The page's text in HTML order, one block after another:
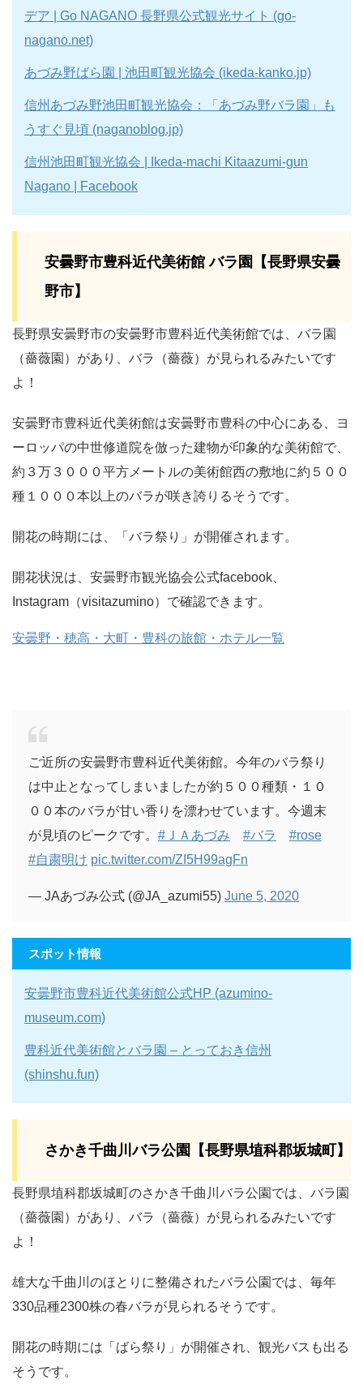
デア | Go NAGANO 長野県公式観光サイト (go-
nagano.net)
あづみ野ばら園 | 池田町観光協会 (ikeda-kanko.jp)
信州あづみ野池田町観光協会：「あづみ野バラ園」も
うすぐ見頃 (naganoblog.jp)
信州池田町観光協会 | Ikeda-machi Kitaazumi-gun
Nagano | Facebook
安曇野市豊科近代美術館 バラ園【長野県安曇
野市】
長野県安曇野市の安曇野市豊科近代美術館では、バラ園
（薔薇園）があり、バラ（薔薇）が見られるみたいです
よ！
安曇野市豊科近代美術館は安曇野市豊科の中心にある、ヨ
ーロッパの中世修道院を倣った建物が印象的な美術館で、
約３万３０００平方メートルの美術館西の敷地に約５００
種１０００本以上のバラが咲き誇りるそうです。
開花の時期には、「バラ祭り」が開催されます。
開花状況は、安曇野市観光協会公式facebook、
Instagram（visitazumino）で確認できます。
安曇野・穂高・大町・豊科の旅館・ホテル一覧
ご近所の安曇野市豊科近代美術館。今年のバラ祭り
は中止となってしまいましたが約５００種類・１０
００本のバラが甘い香りを漂わせています。今週末
が見頃のピークです。 #ＪＡあづみ #バラ
#rose
#自粛明け pic.twitter.com/ZI5H99agFn
— JAあづみ公式 (@JA_azumi55) June 5, 2020
スポット情報
安曇野市豊科近代美術館公式HP (azumino-
museum.com)
豊科近代美術館とバラ園 – とっておき信州
(shinshu.fun)
さかき千曲川バラ公園【長野県埴科郡坂城町】
長野県埴科郡坂城町のさかき千曲川バラ公園では、バラ園
（薔薇園）があり、バラ（薔薇）が見られるみたいです
よ！
雄大な千曲川のほとりに整備されたバラ公園では、毎年
330品種2300株の春バラが見られるそうです。
開花の時期には「ばら祭り」が開催され、観光バスも出る
そうです。